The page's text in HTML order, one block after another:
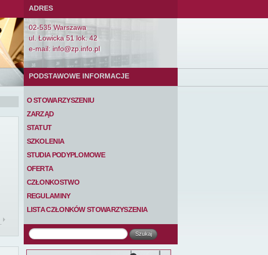
ADRES
02-535 Warszawa
ul. Łowicka 51 lok. 42
e-mail: info@zp.info.pl
PODSTAWOWE INFORMACJE
O STOWARZYSZENIU
ZARZĄD
STATUT
SZKOLENIA
STUDIA PODYPLOMOWE
OFERTA
CZŁONKOSTWO
REGULAMINY
LISTA CZŁONKÓW STOWARZYSZENIA